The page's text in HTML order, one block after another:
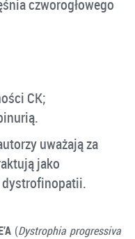
czworogłowego
CK;
uważają za
jako
dystrofinopatii.
(Dystrophia progressiva